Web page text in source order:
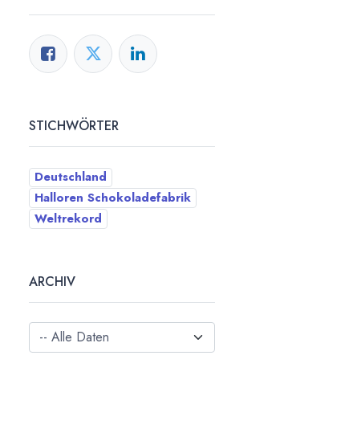
STICHWÖRTER
Deutschland
Halloren Schokoladefabrik
Weltrekord
ARCHIV